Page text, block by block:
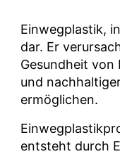
Einwegplastik,
dar. Er
Gesundheit von
und
ermöglichen.
entsteht durch